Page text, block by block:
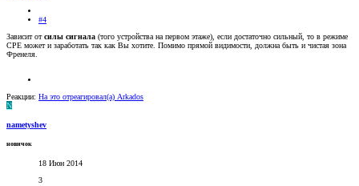
#4
Зависит отсилы сигнала (того устройства на первом этаже), если достаточно сильный, то в режиме
СРЕ может и заработать так как Вы хотите. Помимо прямой видимости, должна быть и чистая зона
Френеля.
Реакции: На это отреагировал(а) Arkados
N
nametyshev
новичок
18 Июн 2014
3